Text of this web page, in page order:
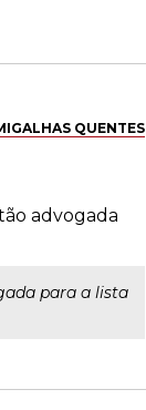
QUENTES
advogada
para a lista